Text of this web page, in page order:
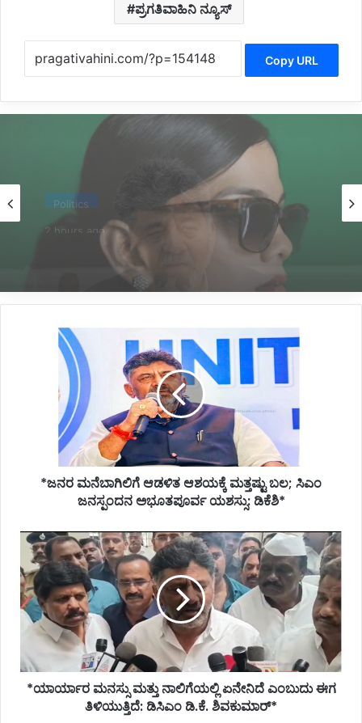
ಪ್ರಗತಿವಾಹಿನಿ ನ್ಯೂಸ್
Copy URL
2 hours ago
*ಇದ್ದಕ್ಕಿದ್ದಂತೆ ಆತ್ಮಹತ್ಯೆಗೆ ಶರಣಾದ ಕಾರಾವಳಿ ಮೂಲದ
ಮನೆಬಾಗಿಲಿಗೆ
ಅಭೂತಪೂರ್ವ
ಯಶಸ್ಸು:*ಜನರ ಮನೆಬಾಗಿಲಿಗೆ ಆಡಳಿತ ಆಶಯಕ್ಕೆ ಮತ್ತಷ್ಟು ಬಲ; ಸಿಎಂ
ಜನಸ್ಪಂದನ ಅಭೂತಪೂರ್ವ ಯಶಸ್ಸು: ಡಿಕೆಶಿ*
*ಯಾರ್ಯಾರ
ಮನಸ್ಸು
ಮತ್ತು
ನಾಲಿಗೆಯಲ್ಲಿ
ಏನೇನಿದೆ
ಎಂಬುದು
ತಿಳಿಯುತ್ತಿದೆ:
ಡಿಸಿಎಂ
ಡಿ.ಕೆ.*ಯಾರ್ಯಾರ ಮನಸ್ಸು ಮತ್ತು ನಾಲಿಗೆಯಲ್ಲಿ ಏನೇನಿದೆ ಎಂಬುದು ಈಗ
ತಿಳಿಯುತ್ತಿದೆ: ಡಿಸಿಎಂ ಡಿ.ಕೆ. ಶಿವಕುಮಾರ್*